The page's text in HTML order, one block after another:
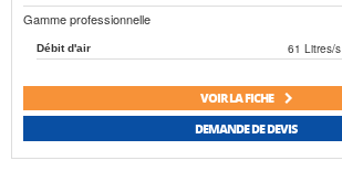
Gamme professionnelle
Débit d'air 61 Litres/s
VOIR LA FICHE
DEMANDE DE DEVIS